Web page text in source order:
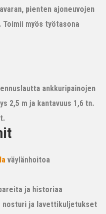
pienten ajoneuvojen
myös työtasona
ankkuripainojen
2,5 m ja kantavuus 1,6 tn.
väylänhoitoa
ja historiaa
nosturi ja lavettikuljetukset